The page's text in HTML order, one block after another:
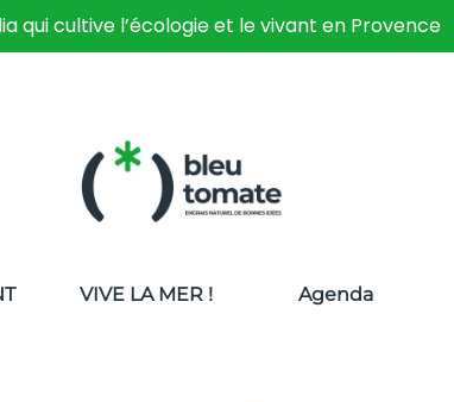
qui cultive l’écologie et le vivant en Provence
VIVE LA MER ! Agenda